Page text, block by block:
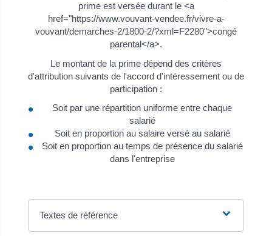
prime est versée durant le <a
href="https://www.vouvant-vendee.fr/vivre-a-
vouvant/demarches-2/1800-2/?xml=F2280">congé
parental</a>.
Le montant de la prime dépend des critères
d'attribution suivants de l'accord d'intéressement ou de
participation :
Soit par une répartition uniforme entre chaque
salarié
Soit en proportion au salaire versé au salarié
Soit en proportion au temps de présence du salarié
dans l'entreprise
Textes de référence